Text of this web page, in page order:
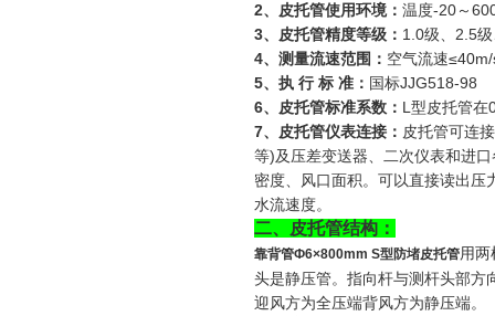
2、皮托管使用环境： 温度-20～
3、皮托管精度等级： 1.0级、2.5
4、测量流速范围： 空气流速
5、执 行标 准： 国标JJG518-98
6、皮托管标准系数： L型皮托管在
7、皮托管仪表连接： 皮托管可连
等)及压差变送器、二次仪表和进
密度、风口面积。可以直接读出
水流速度。
二、皮托管结构：
靠背管Ф6×800mm S型防堵皮托管用
头是静压管。指向杆与测杆头部方
迎风方为全压端背风方为静压端。